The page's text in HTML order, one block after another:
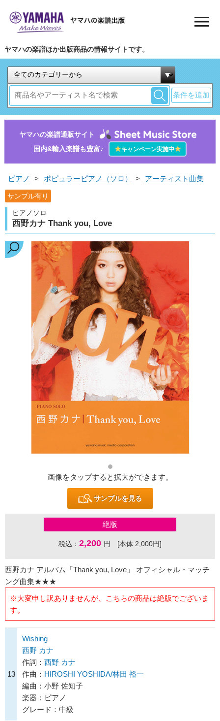
ヤマハの楽譜ほか出版商品の情報サイトです。
条件を追加
ヤマハの楽譜通販サイト
国内&輸入楽譜も豊富♪
★キャンペーン実施中★
ピアノ > ポピュラーピアノ（ソロ） > アーティスト曲集
サンプル有り
ピアノソロ
西野カナ Thank you, Love
画像をタップすると拡大ができます。
サンプルを見る
絶版
税込： 2,200 円 [本体 2,000円]
西野カナ アルバム「Thank you, Love」 オフィシャル・マッチ
ング曲集★★★
※大変申し訳ありませんが、こちらの商品は絶版でございま
す。
13
Wishing
西野 カナ
作詞： 西野 カナ
作曲： HIROSHI YOSHIDA/林田 裕一
編曲：小野 佐知子
楽器：ピアノ
グレード：中級